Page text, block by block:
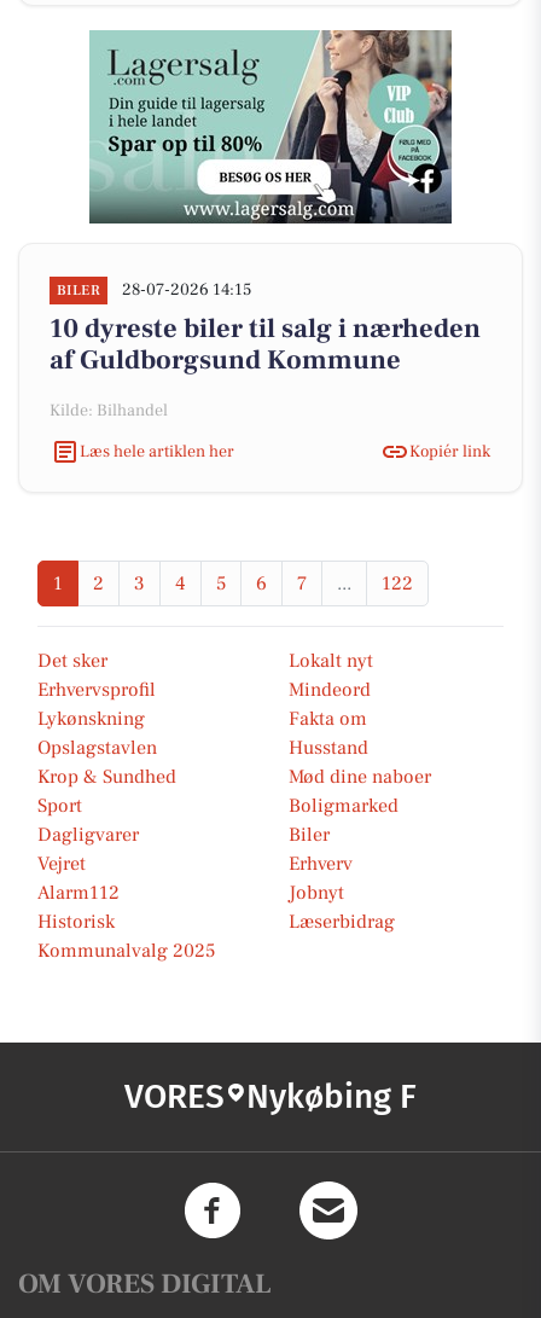
BILER 28-07-2026 14:15
10 dyreste biler til salg i nærheden
af Guldborgsund Kommune
Kilde: Bilhandel
Læs hele artiklen her
Kopiér link
1 2 3 4 5 6 7 ... 122
Det sker
Lokalt nyt
Erhvervsprofil
Mindeord
Lykønskning
Fakta om
Opslagstavlen
Husstand
Krop & Sundhed
Mød dine naboer
Sport
Boligmarked
Dagligvarer
Biler
Vejret
Erhverv
Alarm112
Jobnyt
Historisk
Læserbidrag
Kommunalvalg 2025
VORES Nykøbing F
OM VORES DIGITAL